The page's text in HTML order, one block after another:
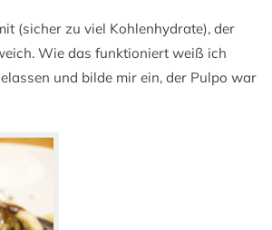
(sicher zu viel Kohlenhydrate), der
Wie das funktioniert weiß ich
und bilde mir ein, der Pulpo war